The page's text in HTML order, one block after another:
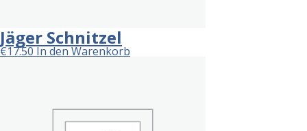
Jäger Schnitzel
€17.50In den Warenkorb